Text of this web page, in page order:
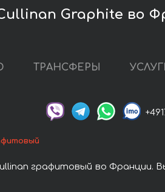
Graphite во
ТРАНСФЕРЫ
графитовый во Франции.